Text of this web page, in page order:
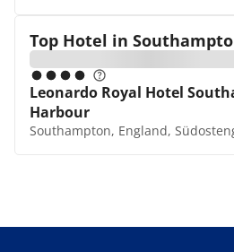
Top Hotel in
Leonardo Royal Hotel
Harbour
Southampton, England,